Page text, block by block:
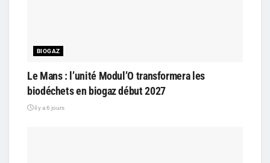
BIOGAZ
Le Mans : l’unité Modul’O transformera les
biodéchets en biogaz début 2027
il y a 6 jours